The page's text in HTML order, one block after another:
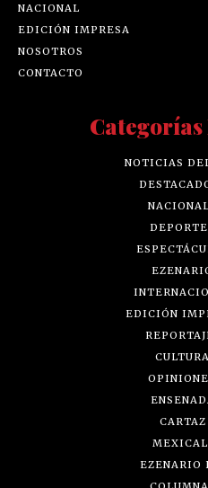
NACIONAL
EDICIÓN IMPRESA
NOSOTROS
CONTACTO
NOTICIAS
NACIONAL
EDICIÓN
CULTURA
CARTAZ
EZENARIO